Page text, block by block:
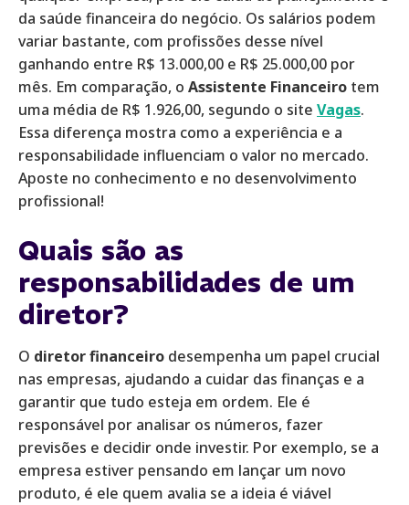
da saúde financeira do negócio. Os salários podem
variar bastante, com profissões desse nível
ganhando entre R$ 13.000,00 e R$ 25.000,00 por
mês. Em comparação, o Assistente Financeiro tem
uma média de R$ 1.926,00, segundo o site Vagas.
Essa diferença mostra como a experiência e a
responsabilidade influenciam o valor no mercado.
Aposte no conhecimento e no desenvolvimento
profissional!
Quais são as
responsabilidades de um
diretor?
O diretor financeiro desempenha um papel crucial
nas empresas, ajudando a cuidar das finanças e a
garantir que tudo esteja em ordem. Ele é
responsável por analisar os números, fazer
previsões e decidir onde investir. Por exemplo, se a
empresa estiver pensando em lançar um novo
produto, é ele quem avalia se a ideia é viável